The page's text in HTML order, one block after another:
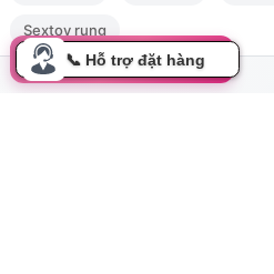
Kích thước đường kính
Update gần
Sextoy rung